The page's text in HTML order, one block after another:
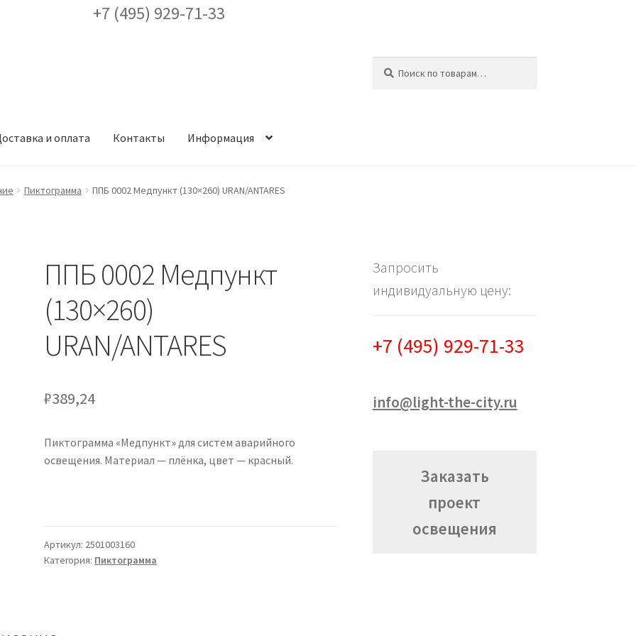
+7 (495) 929-71-33
и оплата Контакты Информация
Доставка и оплатаЗаказ проекта освещенияКонтакты
Сертификаты Таблица выбора вводного щитка
Пиктограмма ППБ 0002 Медпункт (130×260) URAN/ANTARES
ППБ 0002 Медпункт
(130×260)
URAN/ANTARES
₽389,24
Пиктограмма «Медпункт» для систем аварийного
освещения. Материал — плёнка, цвет — красный.
Артикул: 2501003160
Категория: Пиктограмма
Запросить
индивидуальную цену:
+7 (495) 929-71-33
info@light-the-city.ru
Заказать
проект
освещения